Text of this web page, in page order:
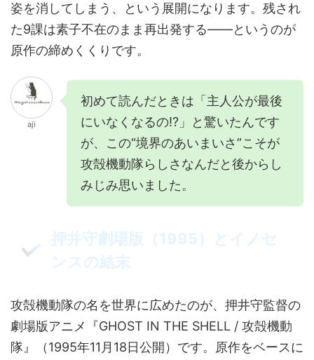
姿を消してしまう、という展開になります。残され
た9課は素子不在のまま再出発する——というのが
原作の締めくくりです。
aji
初めて読んだときは「主人公が最後
にいなくなるの!?」と驚いたんです
が、この“境界のあいまいさ”こそが
攻殻機動隊らしさなんだと後からし
みじみ思いました。
押井守劇場版（1995）とイノセ
ンスの結末
攻殻機動隊の名を世界に広めたのが、押井守監督の
劇場版アニメ『GHOST IN THE SHELL / 攻殻機動
隊』（1995年11月18日公開）です。原作をベースに